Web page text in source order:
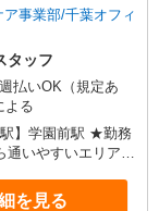
事業部/千葉オフィ
タッフ
払いOK（規定あ
よる
園前駅 ★勤務
いやすいエリアな
を見る